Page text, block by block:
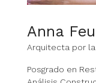
Anna
Arquitecta por la
Posgrado en